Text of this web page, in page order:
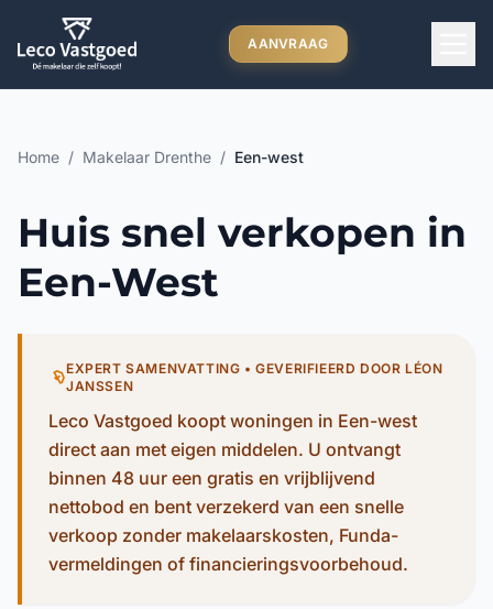
Ga direct naar inhoud
AANVRAAG
Home / Makelaar Drenthe / Een-west
Huis snel verkopen in
Een-West
EXPERT SAMENVATTING • GEVERIFIEERD DOOR LÉON
JANSSEN
Leco Vastgoed koopt woningen in Een-west
direct aan met eigen middelen. U ontvangt
binnen 48 uur een gratis en vrijblijvend
nettobod en bent verzekerd van een snelle
verkoop zonder makelaarskosten, Funda-
vermeldingen of financieringsvoorbehoud.